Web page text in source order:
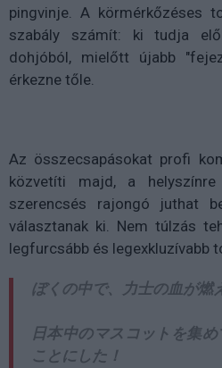
pingvinje. A körmérkőzéses
szabály számít: ki tudja
dohjóból, mielőtt újabb
érkezne tőle.
Az összecsapásokat profi
közvetíti majd, a
szerencsés rajongó juthat
választanak ki. Nem túlzás
legfurcsább és legexkluzívabb
ぼくの中で、力士の血が
日本中のマスコットを集
ことにした！